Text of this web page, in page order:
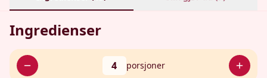
Ingredienser
4 porsjoner